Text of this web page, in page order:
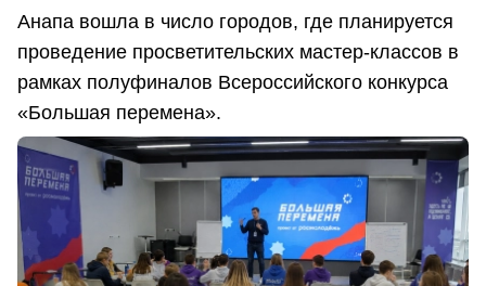
Анапа вошла в число городов, где планируется
проведение просветительских мастер-классов в
рамках полуфиналов Всероссийского конкурса
«Большая перемена».